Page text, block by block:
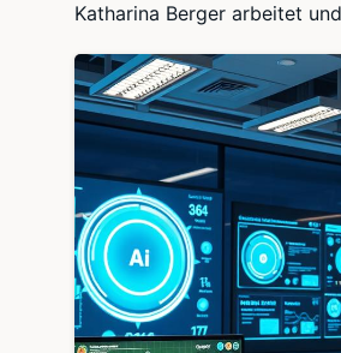
Katharina Berger arbeitet